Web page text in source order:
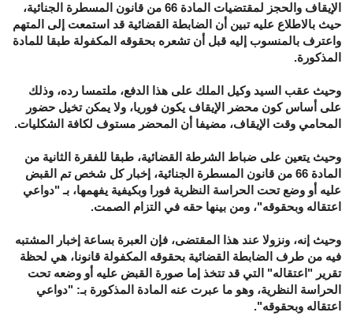
الإيقاف والحجز لمقتضيات المادة 66 من قانون المسطرة الجنائية،
حيث بالاطلاع عليه تبين أن الضابطة القضائية قد استمعت إلى المتهم
واعترف بالمنسوب إليه قبل أن تشعره بحقوقه المكفولة طبقا للمادة
المذكورة.
وحيث عقب السيد وكيل الملك على هذا الدفع، ملتمسا رده، وذلك
على أساس كون محضر الإيقاف يكون فوريا، ولا يمكن تخيل حضور
المحامي وقت الإيقاف، مضيفا أن المحضر مستوف لكافة الشكليات.
وحيث يتعين على ضباط الشرطة القضائية، طبقا للفقرة الثانية من
المادة 66 من قانون المسطرة الجنائية، إخبار كل شخص تم القبض
عليه أو وضع تحت الحراسة النظرية فورا وبكيفية يفهمها، بـ "دواعي
اعتقاله وبحقوقه"، ومن بينها حقه في التزام الصمت.
وحيث إنه، ونزولا عند هذا المقتضى، فإن العبرة بساعة إخبار المشتبه
فيه من طرف الضابطة القضائية بحقوقه المكفولة قانونا، هي لحظة
تقرير "اعتقاله" التي قد تتخذ إما صورة القبض عليه أو وضعه تحت
الحراسة النظرية، وهو ما عبرت عنه المادة المذكورة بـ: "دواعي
اعتقاله وبحقوقه".